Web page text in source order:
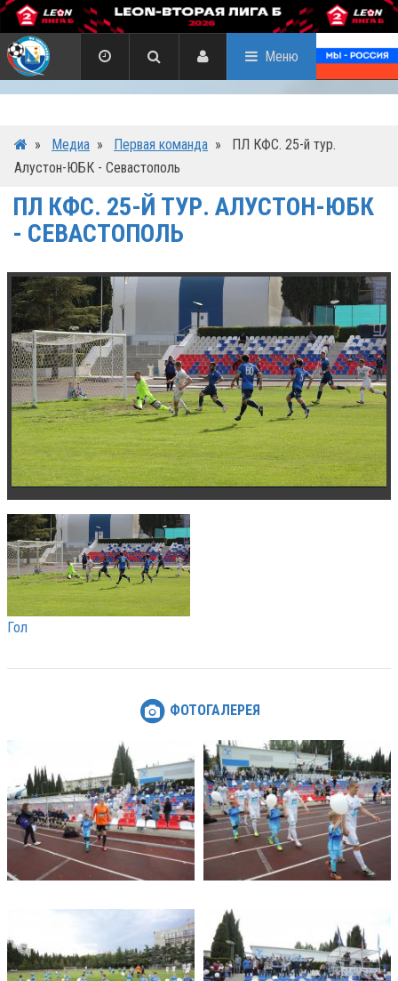
Меню
» Медиа » Первая команда »
ПЛ КФС. 25-й тур.
Алустон-ЮБК - Севастополь
ПЛ КФС. 25-Й ТУР. АЛУСТОН-ЮБК
- СЕВАСТОПОЛЬ
Гол
ФОТОГАЛЕРЕЯ